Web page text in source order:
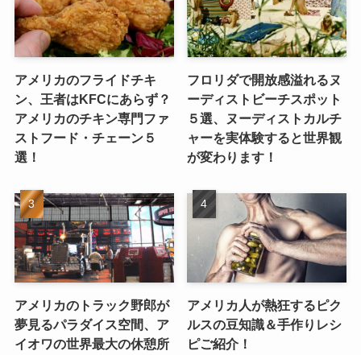
アメリカのフライドチキ
ン、王者はKFCにあらず？
アメリカのチキン専門ファ
ストフード・チェーン５
選！
フロリダで開放感溢れるヌ
ーディストビーチスポット
５選、ヌーディストカルチ
ャーを実体験すると世界観
が変わります！
アメリカのトラック野郎が
夢見るパラダイス空間、ア
イオワの世界最大の休憩所
アメリカ人が熱狂するピク
ルスの豆知識＆手作りレシ
ピご紹介！